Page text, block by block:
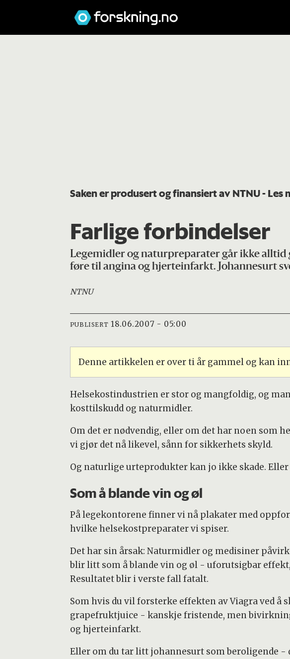
Saken er produsert og finansiert av NTNU- Les
Farlige forbindelser
Legemidler og naturpreparater går ikke alltid
føre til angina og hjerteinfarkt. Johannesurt
NTNU
PUBLISERT 18.06.2007 - 05:00
Denne artikkelen er over ti år gammel og kan
Helsekostindustrien er stor og mangfoldig, og
kosttilskudd og naturmidler.
Om det er nødvendig, eller om det har noen som
vi gjør det nå likevel, sånn for sikkerhets skyld.
Og naturlige urteprodukter kan jo ikke skade. Eller
Som å blande vin og øl
På legekontorene finner vi nå plakater med
hvilke helsekostpreparater vi spiser.
Det har sin årsak: Naturmidler og medisiner
blir litt som å blande vin og øl - uforutsigbar
Resultatet blir i verste fall fatalt.
Som hvis du vil forsterke effekten av Viagra ved å
grapefruktjuice - kanskje fristende, men
og hjerteinfarkt.
Eller om du tar litt johannesurt som beroligende -